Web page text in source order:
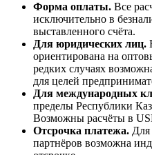
Форма оплаты. Все
исключительно в
выставленного счёта.
Для юридических лиц.
ориентирована на
редких случаях
для целей
Для международных
пределы Республики
Возможны расчёты в
Отсрочка платежа.
партнёров возможна